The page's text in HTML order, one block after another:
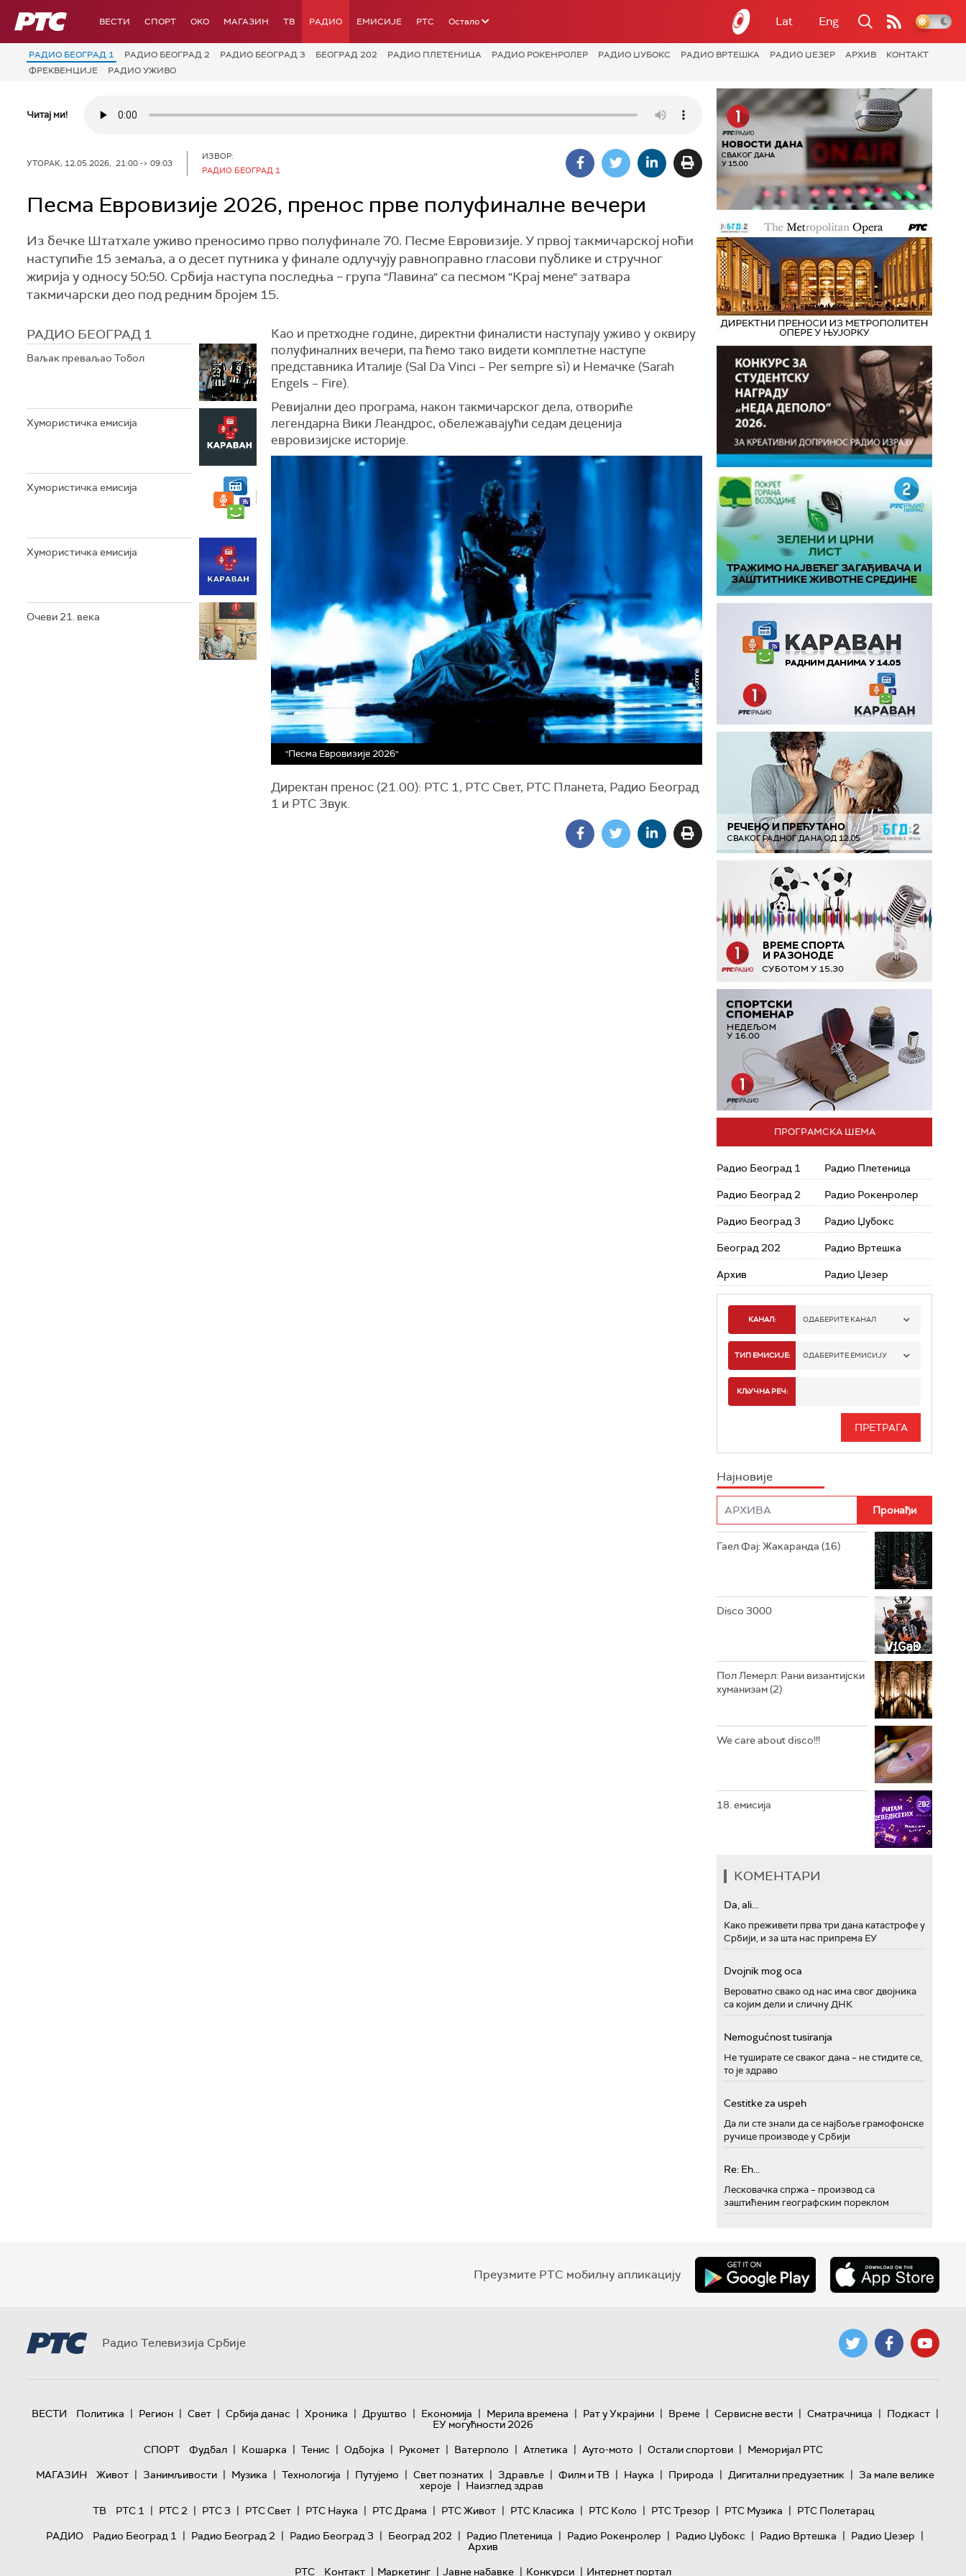
РТС ВЕСТИ СПОРТ OKO МАГАЗИН ТВ РАДИО ЕМИСИЈЕ РТС Остало Lat Eng
РАДИО БЕОГРАД 1 РАДИО БЕОГРАД 2 РАДИО БЕОГРАД 3 БЕОГРАД 202 РАДИО ПЛЕТЕНИЦА РАДИО РОКЕНРОЛЕР РАДИО ЏУБОКС РАДИО ВРТЕШКА РАДИО ЏЕЗЕР АРХИВ
КОНТАКТ
ФРЕКВЕНЦИЈЕ
РАДИО УЖИВО
Читај ми!
УТОРАК, 12.05.2026, 21:00 -> 09:03
ИЗВОР:
РАДИО БЕОГРАД 1
Песма Евровизије 2026, пренос прве полуфиналне вечери
Из бечке Штатхале уживо преносимо прво полуфинале 70. Песме Евровизије. У првој такмичарској ноћи
наступиће 15 земаља, а о десет путника у финале одлучују равноправно гласови публике и стручног
жирија у односу 50:50. Србија наступа последња – група "Лавина" са песмом "Крај мене" затвара
такмичарски део под редним бројем 15.
РАДИО БЕОГРАД 1
Ваљак преваљао Тобол
Хумористичка емисија
Хумористичка емисија
Хумористичка емисија
Очеви 21. века
Као и претходне године, директни финалисти наступају уживо у оквиру
полуфиналних вечери, па ћемо тако видети комплетне наступе
представника Италије (Sal Da Vinci – Per sempre sì) и Немачке (Sarah
Engels – Fire).
Ревијални део програма, након такмичарског дела, отвориће
легендарна Вики Леандрос, обележавајући седам деценија
евровизијске историје.
"Песма Евровизије 2026"
Директан пренос (21.00): РТС 1, РТС Свет, РТС Планета, Радио Београд
1 и РТС Звук.
ПРОГРАМСКА ШЕМА
Радио Београд 1
Радио Београд 2
Радио Београд 3
Београд 202
Архив
Радио Плетеница
Радио Рокенролер
Радио Џубокс
Радио Вртешка
Радио Џезер
КАНАЛ: ОДАБЕРИТЕ КАНАЛ
РАДИО БЕОГРАД 1
РАДИО БЕОГРАД 3
РАДИО РОКЕНРОЛЕР
РАДИО ЏУБОКС
РАДИО ВРТЕШКА
РАДИО ЏЕЗЕР
ТИП ЕМИСИЈЕ: ОДАБЕРИТЕ ЕМИСИЈУ
ИНФО
КЉУЧНА РЕЧ:
Најновије
Гаел Фај: Жакаранда (16)
Disco 3000
Пол Лемерл: Рани византијски
хуманизам (2)
We care about disco!!!
18. емисија
КОМЕНТАРИ
Da, ali...
Како преживети прва три дана катастрофе у
Србији, и за шта нас припрема ЕУ
Dvojnik mog oca
Вероватно свако од нас има свог двојника
са којим дели и сличну ДНК
Nemogućnost tusiranja
Не туширате се сваког дана – не стидите се,
то је здраво
Cestitke za uspeh
Да ли сте знали да се најбоље грамофонске
ручице производе у Србији
Re: Eh...
Лесковачка спржа – производ са
заштићеним географским пореклом
Преузмите РТС мобилну апликацију
Радио Телевизија Србије
ВЕСТИ Политика | Регион | Свет | Србија данас | Хроника | Друштво | Економија | Мерила времена | Рат у Украјини | Време | Сервисне вести | Сматрачница | Подкаст |
ЕУ могућности 2026
СПОРТ
Фудбал | Кошарка | Тенис | Одбојка | Рукомет | Ватерполо | Атлетика | Ауто-мото | Остали спортови | Меморијал РТС
МАГАЗИН
Живот | Занимљивости | Музика | Технологијa | Путујемо | Свет познатих | Здравље | Филм и ТВ | Наука | Природа | Дигитални предузетник | За мале велике
хероје | Наизглед здрав
ТВ
РТС 1 | РТС 2 | РТС 3 | РТС Свет | РТС Наука | РТС Драма | РТС Живот | РТС Класика | РТС Коло | РТС Трезор | РТС Музика | РТС Полетарац
РАДИО
Радио Београд 1 | Радио Београд 2 | Радио Београд 3 | Београд 202 | Радио Плетеница | Радио Рокенролер | Радио Џубокс | Радио Вртешка | Радио Џезер |
Архив
РТС
Контакт | Маркетинг | Јавне набавке | Конкурси | Интернет портал